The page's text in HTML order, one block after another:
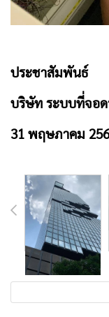
ประชาสัมพันธ์
บริษัท ระบบที่จอ
31 พฤษภาคม